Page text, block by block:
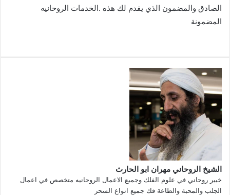
الصادق والمضمون الذي يقدم لك هذه .الخدمات الروحانيه
المضمونة
الشيخ الروحاني مهران ابو الحارث
خبير روحاني في علوم الفلك وجميع الاعمال الروحانيه متخصص في اعمال
الجلب والمحبة والطاعة فك جميع انواع السحر